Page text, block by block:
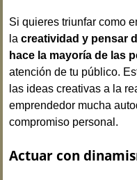
Si quieres triunfar como
lacreatividad y pensar
hace la mayoría de las
atención de tu público.
las ideas creativas a la
emprendedor mucha
compromiso personal.
Actuar con